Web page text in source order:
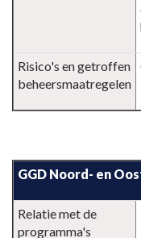
Risico's en getroffen
beheersmaatregelen
navigatie
Paragraaf
Verbonden
GGD Noord- en
Relatie met de
programma's